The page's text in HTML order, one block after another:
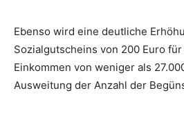
Ebenso wird eine deutliche
Sozialgutscheins von 200 Euro
Einkommen von weniger als
Ausweitung der Anzahl der